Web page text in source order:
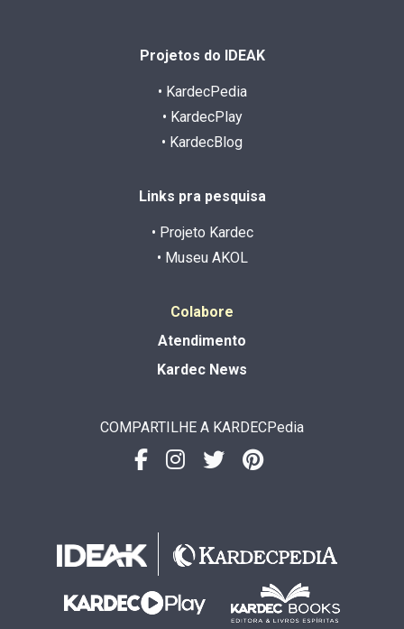
Projetos do IDEAK
• KardecPedia
• KardecPlay
• KardecBlog
Links pra pesquisa
• Projeto Kardec
• Museu AKOL
Colabore
Atendimento
Kardec News
COMPARTILHE A KARDECPedia